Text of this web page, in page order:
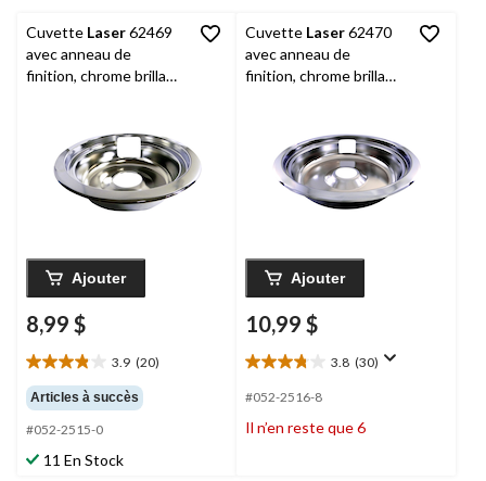
évaluations
évaluations
Cuvette Laser62469
avec anneau de
finition, chrome brillant,
Ajouter
8,99 $
3.9 (20)
3.9
étoile(s)
sur
5.
20
Articles à succès
#052-2515-0
11 En Stock
Cuvette Laser62470
avec anneau de
finition, chrome brillant,
Ajouter
10,99 $
3.8 (30)
3.8
étoile(s)
5.
#052-2516-8
Il n’en reste que 6